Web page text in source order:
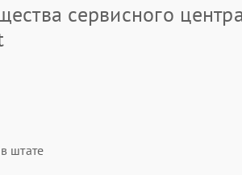
сервисного центра
штате